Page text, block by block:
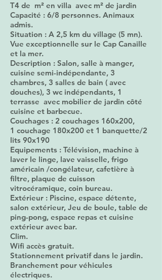
T4 de m² en villa avec m² de jardin
Capacité : 6/8 personnes. Animaux
admis.
Situation : A 2,5 km du village (5 mn).
Vue exceptionnelle sur le Cap Canaille
et la mer.
Description : Salon, salle à manger,
cuisine semi-indépendante, 3
chambres, 3 salles de bain ( avec
douches), 3 wc indépendants, 1
terrasse avec mobilier de jardin côté
cuisine et barbecue.
Couchages : 2 couchages 160x200,
1 couchage 180x200 et 1 banquette/2
lits 90x190
Equipements : Télévision, machine à
laver le linge, lave vaisselle, frigo
américain /congélateur, cafetière à
filtre, plaque de cuisson
vitrocéramique, coin bureau.
Extérieur : Piscine, espace détente,
salon extérieur, Jeu de boule, table de
ping-pong, espace repas et cuisine
extérieur avec bar.
Clim.
Wifi accès gratuit.
Stationnement privatif dans le jardin.
Branchement pour véhicules
électriques.